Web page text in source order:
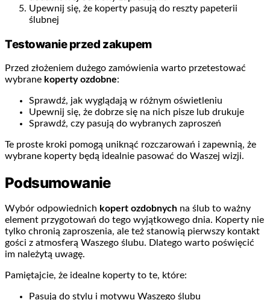
Upewnij się, że koperty pasują do reszty papeterii
ślubnej
Testowanie przed zakupem
Przed złożeniem dużego zamówienia warto przetestować
wybrane koperty ozdobne:
Sprawdź, jak wyglądają w różnym oświetleniu
Upewnij się, że dobrze się na nich pisze lub drukuje
Sprawdź, czy pasują do wybranych zaproszeń
Te proste kroki pomogą uniknąć rozczarowań i zapewnią, że
wybrane koperty będą idealnie pasować do Waszej wizji.
Podsumowanie
Wybór odpowiednich kopert ozdobnych na ślub to ważny
element przygotowań do tego wyjątkowego dnia. Koperty nie
tylko chronią zaproszenia, ale też stanowią pierwszy kontakt
gości z atmosferą Waszego ślubu. Dlatego warto poświęcić
im należytą uwagę.
Pamiętajcie, że idealne koperty to te, które:
Pasują do stylu i motywu Waszego ślubu